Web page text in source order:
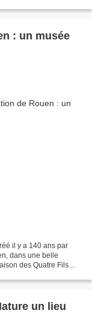
: un musée
il y a 140 ans par
dans une belle
des Quatre Fils
un lieu